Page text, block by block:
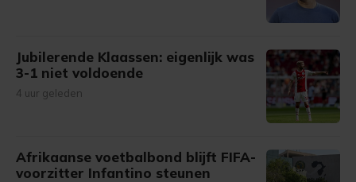
Jubilerende Klaassen: eigenlijk was
3-1 niet voldoende
4 uur geleden
Afrikaanse voetbalbond blijft FIFA-
voorzitter Infantino steunen